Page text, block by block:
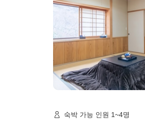
숙박 가능 인원 1~4명